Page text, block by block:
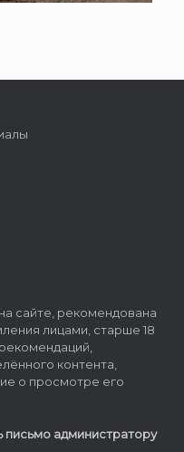
сайте, рекомендована
лицами, старше 18
контента,
о просмотре его
письмо администратору